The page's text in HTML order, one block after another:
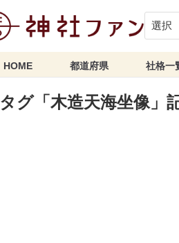
HOME 都道府県 社格一
タグ「木造天海坐像」